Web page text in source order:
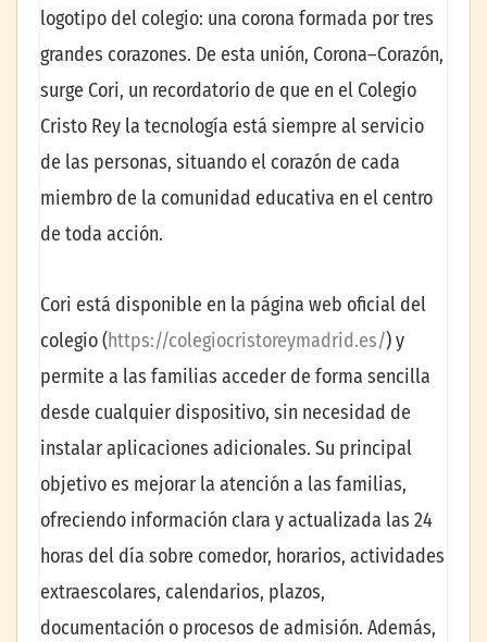
logotipo del colegio: una corona formada por tres
grandes corazones. De esta unión, Corona–Corazón,
surge Cori, un recordatorio de que en el Colegio
Cristo Rey la tecnología está siempre al servicio
de las personas, situando el corazón de cada
miembro de la comunidad educativa en el centro
de toda acción.
Cori está disponible en la página web oficial del
colegio (https://colegiocristoreymadrid.es/) y
permite a las familias acceder de forma sencilla
desde cualquier dispositivo, sin necesidad de
instalar aplicaciones adicionales. Su principal
objetivo es mejorar la atención a las familias,
ofreciendo información clara y actualizada las 24
horas del día sobre comedor, horarios, actividades
extraescolares, calendarios, plazos,
documentación o procesos de admisión. Además,